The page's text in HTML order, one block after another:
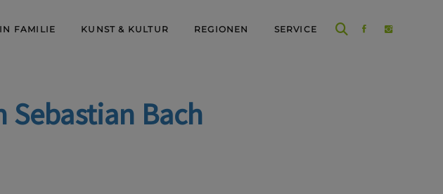
FAMILIE KUNST & KULTUR REGIONEN SERVICE
Bach